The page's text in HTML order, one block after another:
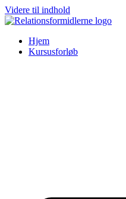
Videre til indhold
Hjem
Kursusforløb